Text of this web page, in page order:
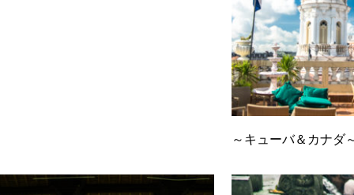
～キューバ＆カナ